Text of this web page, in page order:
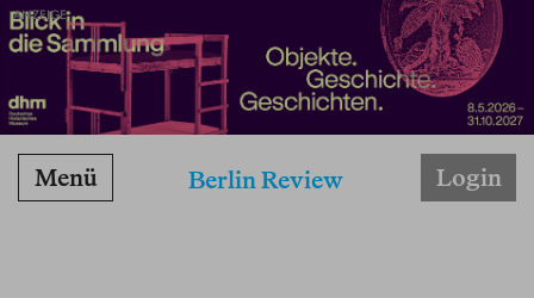
ANZEIGE
Berlin Review
Menü Login